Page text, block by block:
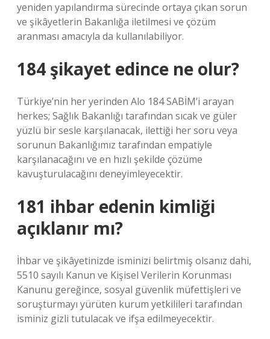
yeniden yapılandırma sürecinde ortaya çıkan sorun
ve şikâyetlerin Bakanlığa iletilmesi ve çözüm
aranması amacıyla da kullanılabiliyor.
184 şikayet edince ne olur?
Türkiye’nin her yerinden Alo 184 SABİM’i arayan
herkes; Sağlık Bakanlığı tarafından sıcak ve güler
yüzlü bir sesle karşılanacak, ilettiği her soru veya
sorunun Bakanlığımız tarafından empatiyle
karşılanacağını ve en hızlı şekilde çözüme
kavuşturulacağını deneyimleyecektir.
181 ihbar edenin kimliği
açıklanır mı?
İhbar ve şikâyetinizde isminizi belirtmiş olsanız dahi,
5510 sayılı Kanun ve Kişisel Verilerin Korunması
Kanunu gereğince, sosyal güvenlik müfettişleri ve
soruşturmayı yürüten kurum yetkilileri tarafından
isminiz gizli tutulacak ve ifşa edilmeyecektir.